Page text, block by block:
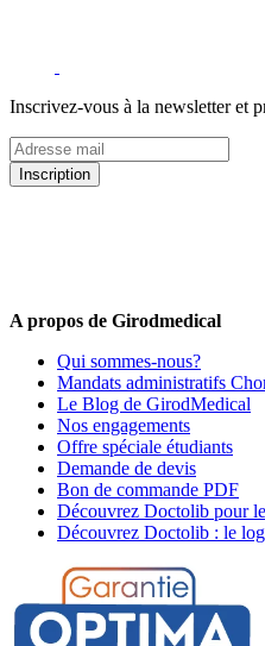
Inscrivez-vous à la newsletter et
Inscription
A propos de Girodmedical
Qui sommes-nous?
Mandats administratifs
Le Blog de GirodMedical
Nos engagements
Offre spéciale étudiants
Demande de devis
Bon de commande PDF
Découvrez Doctolib pour
Découvrez Doctolib : le